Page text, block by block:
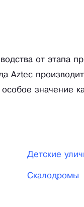
от этапа
Aztec
значение
Детские
Скалодромы